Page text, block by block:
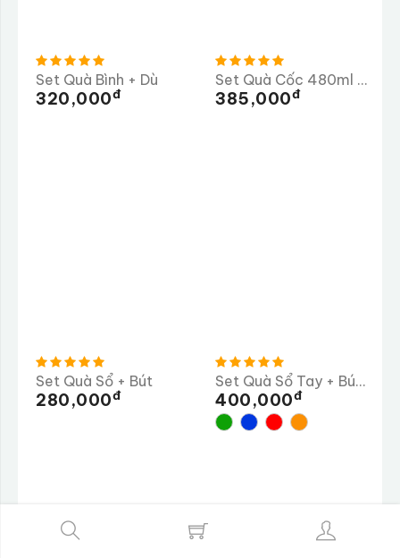
Set Quà Bình + Dù
320,000Đ
Set Quà Cốc 480ml + Khăng Choàng
385,000Đ
Set Quà Sổ + Bút
280,000Đ
Set Quà Sổ Tay + Bút Ký + Bình Giữ Nhiệt
400,000Đ